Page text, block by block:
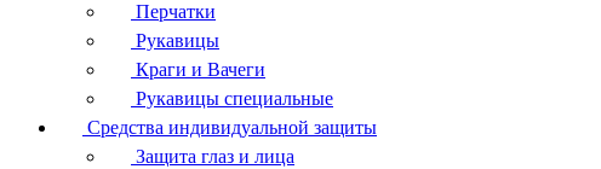
Перчатки
Рукавицы
Краги и Вачеги
Рукавицы специальные
Средства индивидуальной защиты
Защита глаз и лица